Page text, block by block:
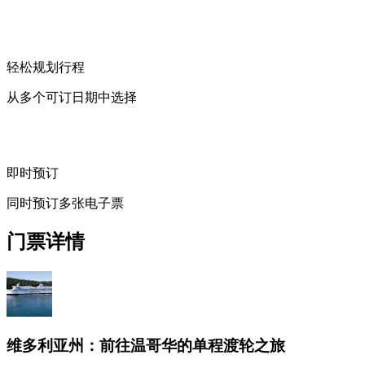
轻松规划行程
从多个可订日期中选择
即时预订
同时预订多张电子票
门票详情
维多利亚州：前往温哥华的单程渡轮之旅